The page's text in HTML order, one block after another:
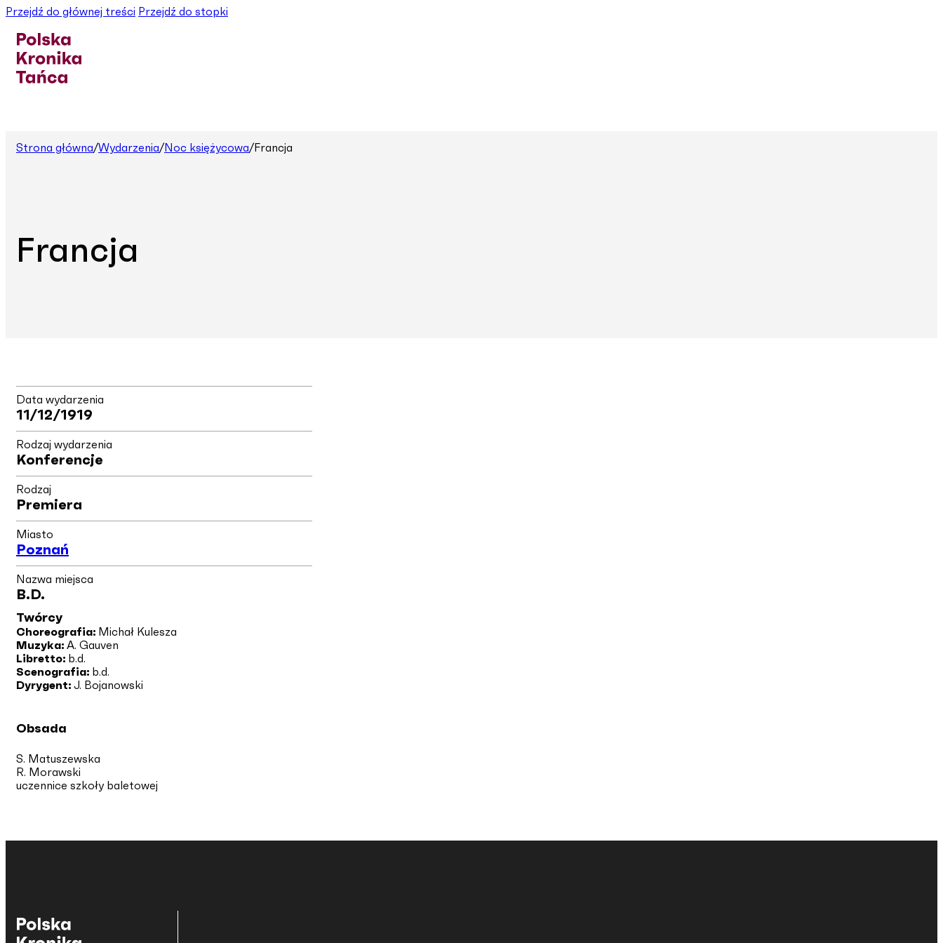
Przejdź do głównej treści Przejdź do stopki
Strona główna/Wydarzenia/Noc księżycowa/Francja
Francja
Data wydarzenia
11/12/1919
Rodzaj wydarzenia
Konferencje
Rodzaj
Premiera
Miasto
Poznań
Nazwa miejsca
B.d.
Twórcy
Choreografia: Michał Kulesza
Muzyka: A. Gauven
Libretto: b.d.
Scenografia: b.d.
Dyrygent: J. Bojanowski
Obsada
S. Matuszewska
R. Morawski
uczennice szkoły baletowej